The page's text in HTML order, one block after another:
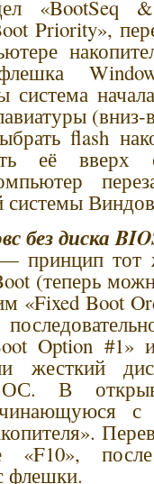
«BootSeq &
Priority»,
(вниз-
flash
её вверх
без диска
принцип
(теперь
«Fixed Boot
Option
жесткий
ОС. В
после
флешки.